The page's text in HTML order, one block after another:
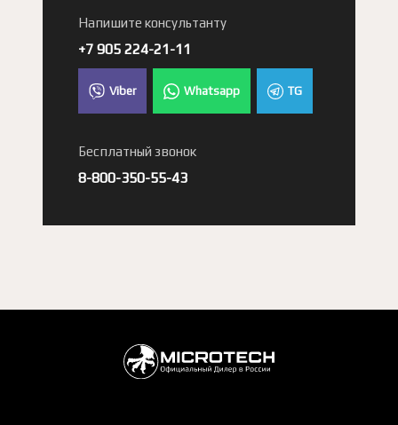
Напишите консультанту
+7 905 224-21-11
Viber Whatsapp TG
Бесплатный звонок
8-800-350-55-43